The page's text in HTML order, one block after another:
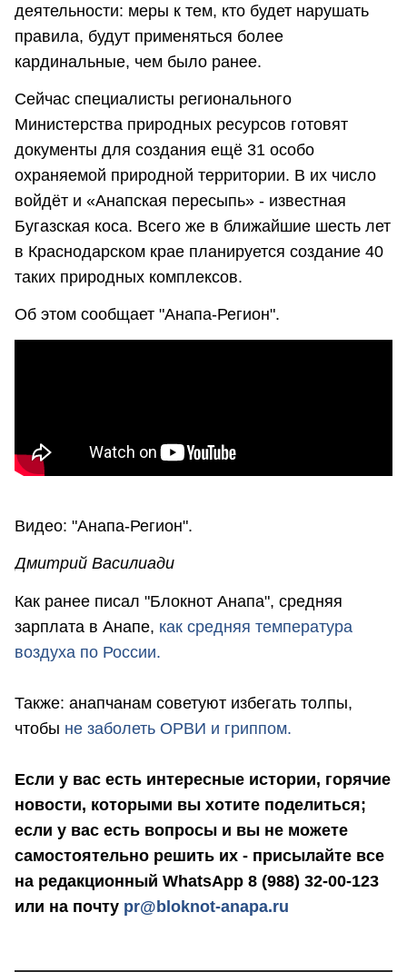
деятельности: меры к тем, кто будет нарушать
правила, будут применяться более
кардинальные, чем было ранее.
Сейчас специалисты регионального
Министерства природных ресурсов готовят
документы для создания ещё 31 особо
охраняемой природной территории. В их число
войдёт и «Анапская пересыпь» - известная
Бугазская коса. Всего же в ближайшие шесть лет
в Краснодарском крае планируется создание 40
таких природных комплексов.
Об этом сообщает "Анапа-Регион".
Видео: "Анапа-Регион".
Дмитрий Василиади
Как ранее писал "Блокнот Анапа", средняя
зарплата в Анапе, как средняя температура
воздуха по России.
Также: анапчанам советуют избегать толпы,
чтобы не заболеть ОРВИ и гриппом.
Если у вас есть интересные истории, горячие
новости, которыми вы хотите поделиться;
если у вас есть вопросы и вы не можете
самостоятельно решить их - присылайте все
на редакционный WhatsApp 8 (988) 32-00-123
или на почту pr@bloknot-anapa.ru